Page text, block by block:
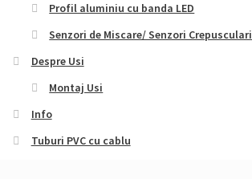
Profil aluminiu cu banda LED
Senzori de Miscare/ Senzori Crepusculari
Despre Usi
Montaj Usi
Info
Tuburi PVC cu cablu